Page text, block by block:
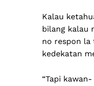
Kalau
bilang kalau
no respon la
kedekatan
“Tapi